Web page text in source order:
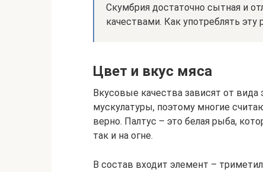
Скумбрия достаточно сытная и
качествами. Как употреблять
Цвет и вкус мяса
Вкусовые качества зависят от
мускулатуры, поэтому многие
верно. Палтус – это белая рыба,
так и на огне.
В состав входит элемент –